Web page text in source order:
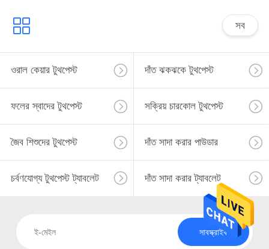
সব
ওরাল কেয়ার টুথপেস্ট দাঁত ঝকঝকে টুথপেস্ট
ফলের স্বাদের টুথপেস্ট সক্রিয় চারকোল টুথপেস্ট
জৈব শিশুদের টুথপেস্ট দাঁত সাদা করার পাউডার
চর্বণযোগ্য টুথপেস্ট ট্যাবলেট দাঁত সাদা করার ট্যাবলেট
সাবস্ক্রাইব